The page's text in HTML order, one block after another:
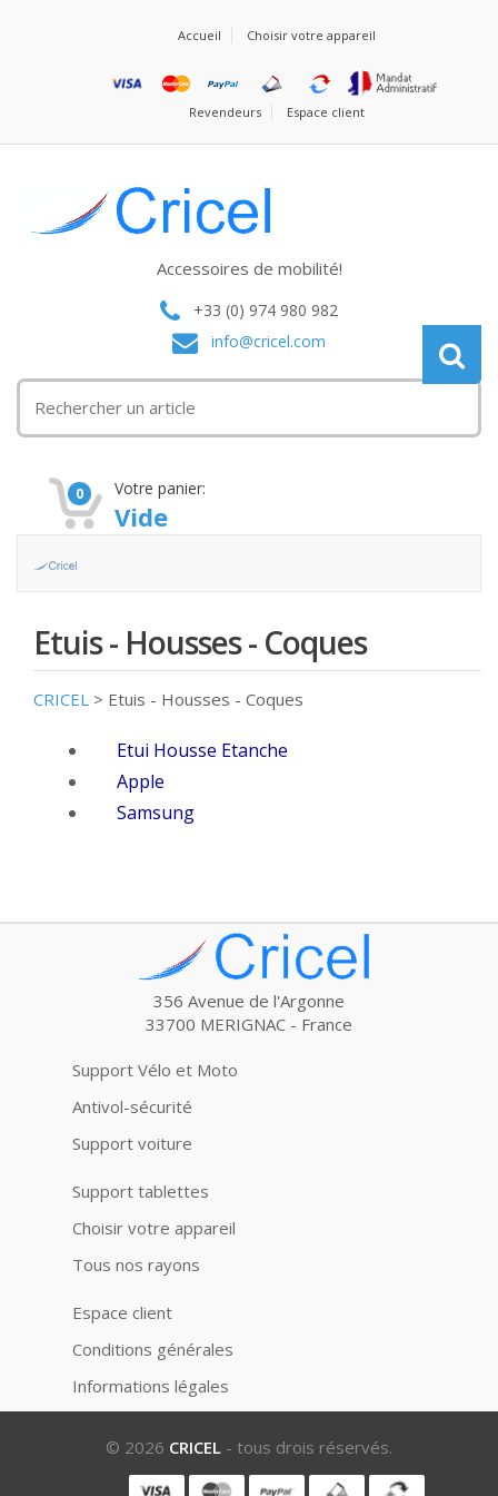
Accueil Choisir votre appareil
Revendeurs Espace client
Accessoires de mobilité!
+33 (0) 974 980 982
info@cricel.com
0 Votre panier:
Vide
Etuis - Housses - Coques
CRICEL > Etuis - Housses - Coques
Etui Housse Etanche
Apple
Samsung
356 Avenue de l'Argonne
33700 MERIGNAC - France
Support Vélo et Moto
Antivol-sécurité
Support voiture
Support tablettes
Choisir votre appareil
Tous nos rayons
Espace client
Conditions générales
Informations légales
© 2026 CRICEL - tous drois réservés.